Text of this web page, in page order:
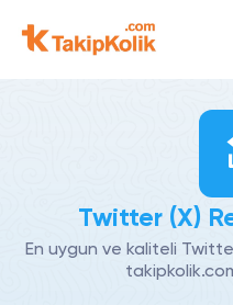
Twitter (X)
En uygun ve kaliteli